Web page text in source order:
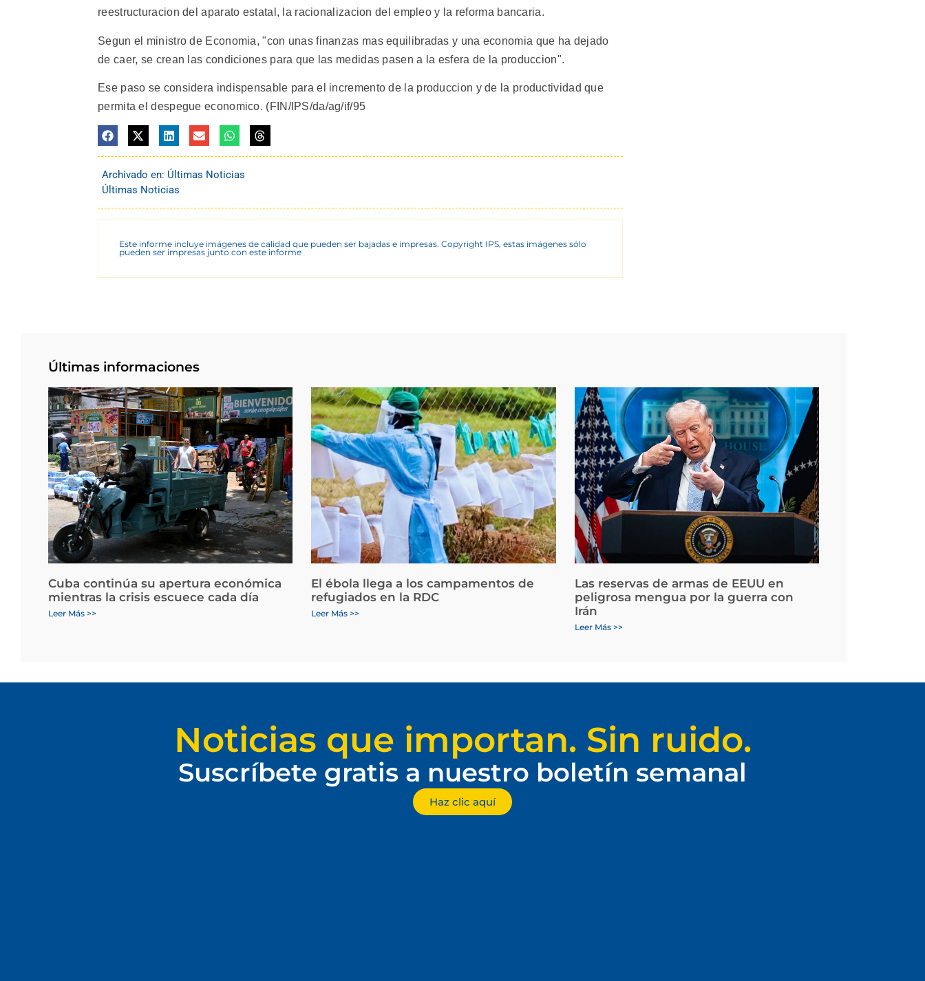
reestructuracion del aparato estatal, la racionalizacion del empleo y la reforma bancaria.
Segun el ministro de Economia, "con unas finanzas mas equilibradas y una economia que ha dejado
de caer, se crean las condiciones para que las medidas pasen a la esfera de la produccion".
Ese paso se considera indispensable para el incremento de la produccion y de la productividad que
permita el despegue economico. (FIN/IPS/da/ag/if/95
Archivado en: Últimas Noticias
Últimas Noticias
Este informe incluye imágenes de calidad que pueden ser bajadas e impresas. Copyright IPS, estas imágenes sólo
pueden ser impresas junto con este informe
Últimas informaciones
Cuba continúa su apertura económica
mientras la crisis escuece cada día
Leer Más >>
El ébola llega a los campamentos de
refugiados en la RDC
Leer Más >>
Las reservas de armas de EEUU en
peligrosa mengua por la guerra con
Irán
Leer Más >>
Noticias que importan. Sin ruido.
Suscríbete gratis a nuestro boletín semanal
Haz clic aquí